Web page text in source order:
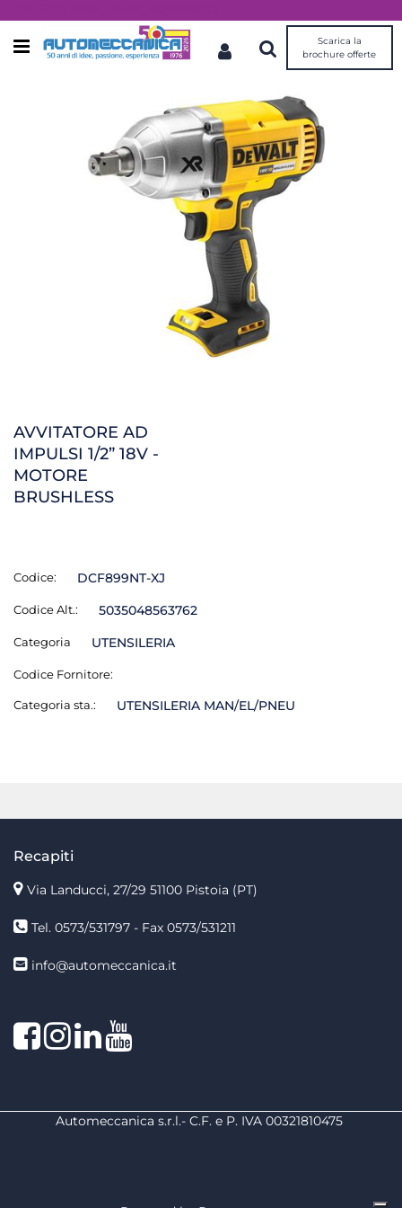
Open menu
Scarica la
brochure offerte
AVVITATORE AD
IMPULSI 1/2” 18V -
MOTORE
BRUSHLESS
Codice: DCF899NT-XJ
Codice Alt.: 5035048563762
Categoria UTENSILERIA
Codice Fornitore:
Categoria sta.: UTENSILERIA MAN/EL/PNEU
Recapiti
Via Landucci, 27/29 51100 Pistoia (PT)
Tel. 0573/531797 - Fax 0573/531211
info@automeccanica.it
FacebookInstagram
linkedin
Automeccanica s.r.l.- C.F. e P. IVA 00321810475